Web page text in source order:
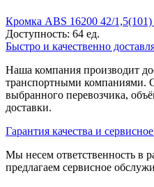
Кромка ABS 16200 42/1,5(101)
Доступность: 64 ед.
Быстро и качественно
Наша компания производит
транспортными компаниями.
выбранного перевозчика,
доставки.
Гарантия качества и
Мы несем ответственность в
предлагаем сервисное